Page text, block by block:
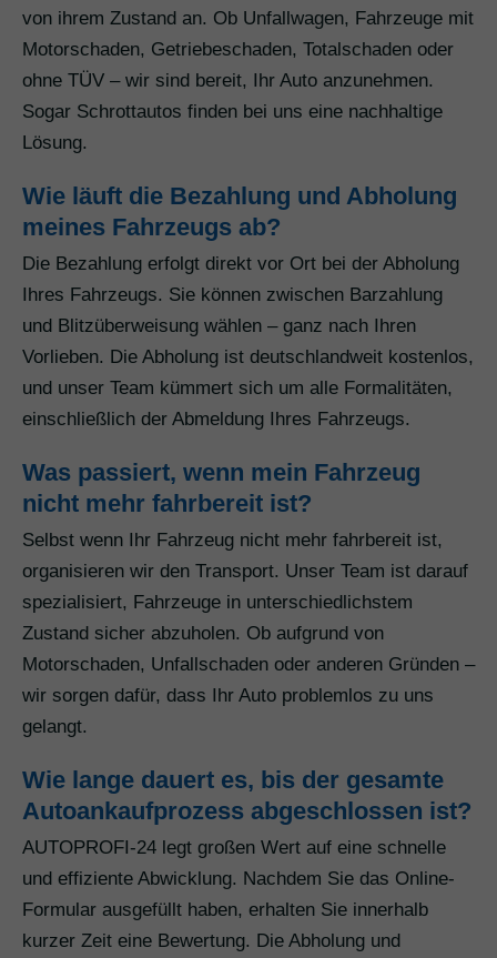
von ihrem Zustand an. Ob Unfallwagen, Fahrzeuge mit
Motorschaden, Getriebeschaden, Totalschaden oder
ohne TÜV – wir sind bereit, Ihr Auto anzunehmen.
Sogar Schrottautos finden bei uns eine nachhaltige
Lösung.
Wie läuft die Bezahlung und Abholung
meines Fahrzeugs ab?
Die Bezahlung erfolgt direkt vor Ort bei der Abholung
Ihres Fahrzeugs. Sie können zwischen Barzahlung
und Blitzüberweisung wählen – ganz nach Ihren
Vorlieben. Die Abholung ist deutschlandweit kostenlos,
und unser Team kümmert sich um alle Formalitäten,
einschließlich der Abmeldung Ihres Fahrzeugs.
Was passiert, wenn mein Fahrzeug
nicht mehr fahrbereit ist?
Selbst wenn Ihr Fahrzeug nicht mehr fahrbereit ist,
organisieren wir den Transport. Unser Team ist darauf
spezialisiert, Fahrzeuge in unterschiedlichstem
Zustand sicher abzuholen. Ob aufgrund von
Motorschaden, Unfallschaden oder anderen Gründen –
wir sorgen dafür, dass Ihr Auto problemlos zu uns
gelangt.
Wie lange dauert es, bis der gesamte
Autoankaufprozess abgeschlossen ist?
AUTOPROFI-24 legt großen Wert auf eine schnelle
und effiziente Abwicklung. Nachdem Sie das Online-
Formular ausgefüllt haben, erhalten Sie innerhalb
kurzer Zeit eine Bewertung. Die Abholung und